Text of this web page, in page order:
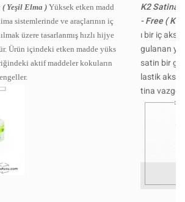
( Yeşil Elma ) Yüksek etken madd
sistemlerinde ve araçlarının iç
üzere tasarlanmış hızlı hijye
Ürün içindeki etken madde yüks
aktif maddeler kokuların
K2 Satina
- Free (
ı bir iç
gulanan
satin bir
lastik
tina